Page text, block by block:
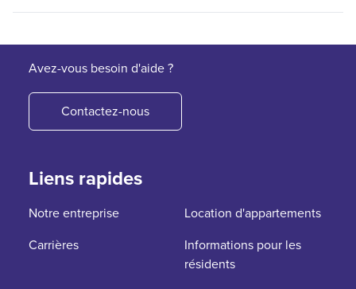
Avez-vous besoin d'aide ?
Contactez-nous
Liens rapides
Notre entreprise
Location d'appartements
Carrières
Informations pour les
résidents